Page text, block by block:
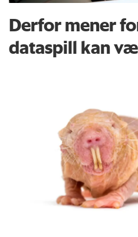
Derfor mener
dataspill kan